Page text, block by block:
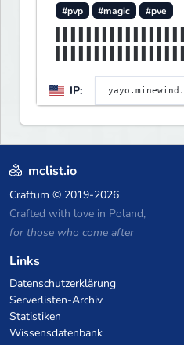
#pvp
#magic #pve
IP:
mclist.io
Craftum © 2019-2026
Crafted with love in Poland,
for those who come after
Links
Datenschutzerklärung
Serverlisten-Archiv
Statistiken
Wissensdatenbank